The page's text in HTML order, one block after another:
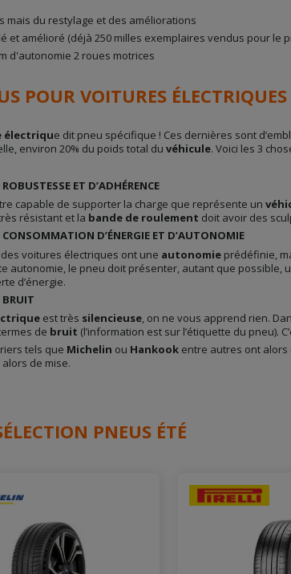
mais du restylage et des améliorations
et amélioré (déjà 250 milles exemplaires vendus pour le
d'autonomie 2 roues motrices
POUR VOITURES
électrique dit pneu spécifique ! Ces dernières sont
environ 20% du poids total du véhicule. Voici les 3
ET D’ADHÉRENCE
capable de supporter la charge que représente un
résistant et la bande de roulement doit avoir des
D’ÉNERGIE ET D’AUTONOMIE
des voitures électriques ont une autonomie prédéfinie,
autonomie, le pneu doit présenter, autant que possible,
d’énergie.
est très silencieuse, on ne vous apprend rien.
de bruit (l’information est sur l’étiquette du pneu).
tels que Michelin ou Hankook entre autres ont
de mise.
PNEUS ÉTÉ